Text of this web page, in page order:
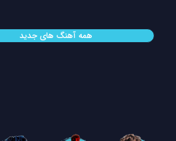
همه آهنگ های جدید